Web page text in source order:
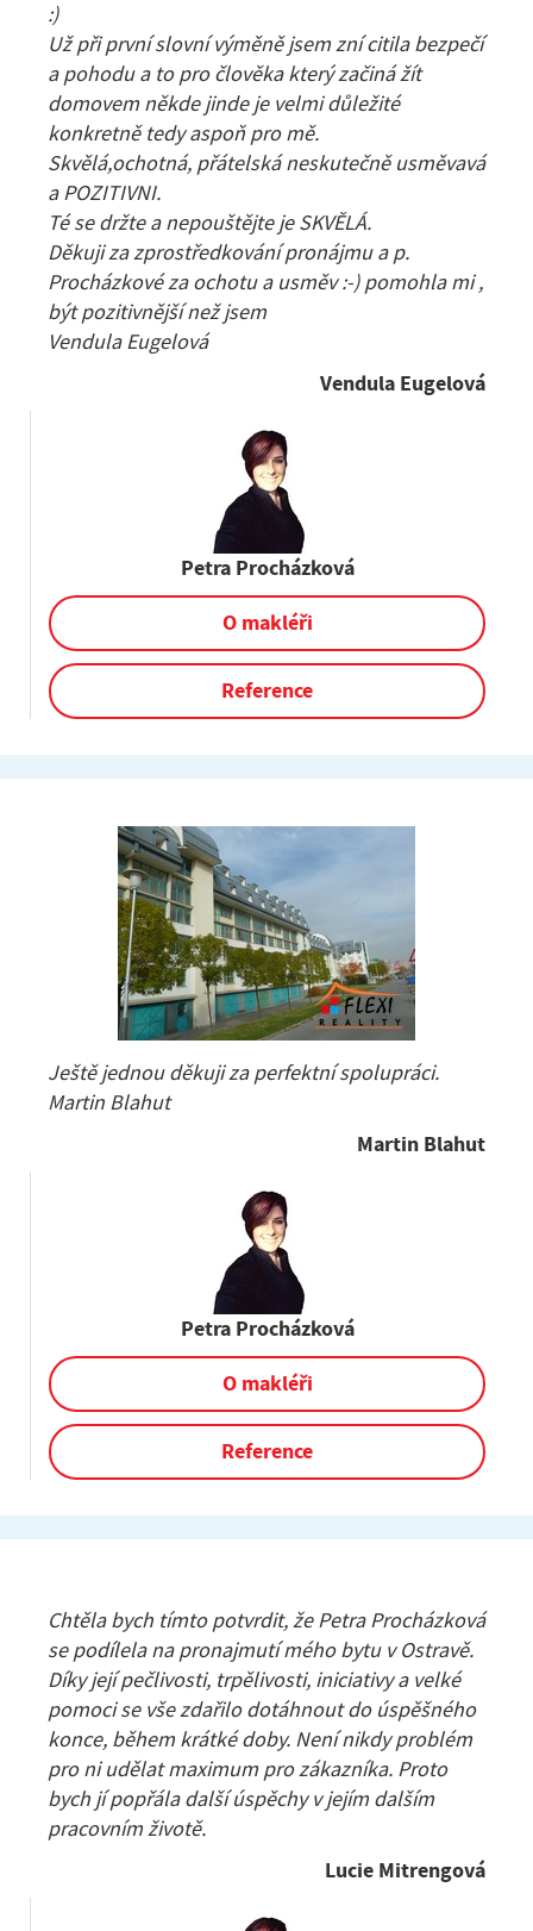
:)
Už při první slovní výměně jsem zní citila bezpečí
a pohodu a to pro člověka který začiná žít
domovem někde jinde je velmi důležité
konkretně tedy aspoň pro mě.
Skvělá,ochotná, přátelská neskutečně usměvavá
a POZITIVNI.
Té se držte a nepouštějte je SKVĚLÁ.
Děkuji za zprostředkování pronájmu a p.
Procházkové za ochotu a usměv :-) pomohla mi ,
být pozitivnější než jsem
Vendula Eugelová
Vendula Eugelová
Petra Procházková
O makléři
Reference
Ještě jednou děkuji za perfektní spolupráci.
Martin Blahut
Martin Blahut
Petra Procházková
O makléři
Reference
Chtěla bych tímto potvrdit, že Petra Procházková
se podílela na pronajmutí mého bytu v Ostravě.
Díky její pečlivosti, trpělivosti, iniciativy a velké
pomoci se vše zdařilo dotáhnout do úspěšného
konce, během krátké doby. Není nikdy problém
pro ni udělat maximum pro zákazníka. Proto
bych jí popřála další úspěchy v jejím dalším
pracovním životě.
Lucie Mitrengová